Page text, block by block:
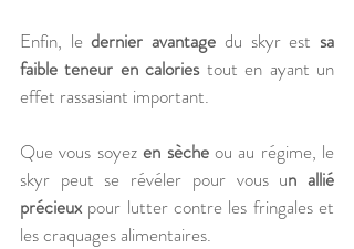
Enfin, le dernier avantage du skyr est sa
faible teneur en calories tout en ayant un
effet rassasiant important.
Que vous soyez en sèche ou au régime, le
skyr peut se révéler pour vous un allié
précieux pour lutter contre les fringales et
les craquages alimentaires.